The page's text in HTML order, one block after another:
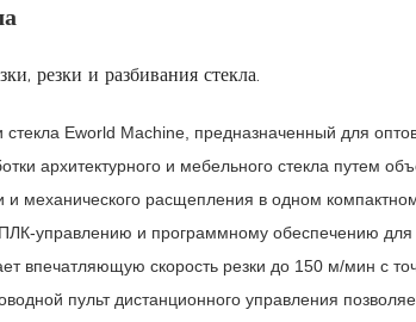
резки и разбивания стекла.
стекла Eworld Machine, предназначенный для
архитектурного и мебельного стекла путем
и механического расщепления в одном
управлению и программному обеспечению для
впечатляющую скорость резки до 150 м/мин с
пульт дистанционного управления